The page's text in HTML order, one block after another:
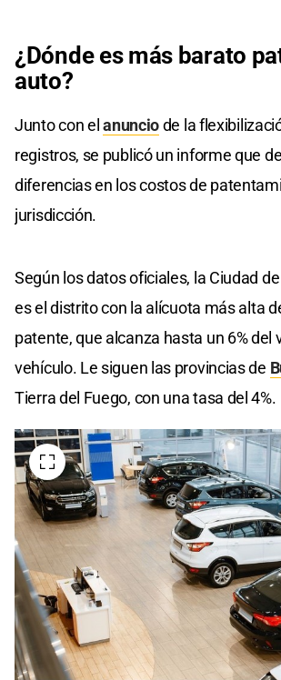
¿Dónde es más barato
auto?
Junto con elanunciode la
registros, se publicó un informe que
diferencias en los costos de
jurisdicción.
Según los datos oficiales, la Ciudad
es el distrito con la alícuota más alta
patente, que alcanza hasta un 6% del
vehículo. Le siguen las provincias de
Tierra del Fuego, con una tasa del 4%.